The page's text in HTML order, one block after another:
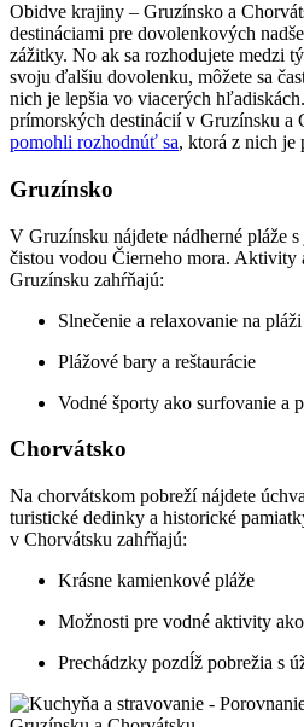
Obidve krajiny – Gruzínsko a
destináciami pre dovolenkových
zážitky. No ak sa rozhodujete medzi
svoju ďalšiu dovolenku, môžete sa
nich je lepšia vo viacerých
prímorských destinácií v Gruzínsku a
pomohli rozhodnúť sa, ktorá z nich je
Gruzínsko
V Gruzínsku nájdete nádherné pláže
čistou vodou Čierneho mora. Aktivity
Gruzínsku zahŕňajú:
Slnečenie a relaxovanie na pláži
Plážové bary a reštaurácie
Vodné športy ako surfovanie a
Chorvátsko
Na chorvátskom pobreží nájdete
turistické dedinky a historické
v Chorvátsku zahŕňajú:
Krásne kamienkové pláže
Možnosti pre vodné aktivity
Prechádzky pozdĺž pobrežia s